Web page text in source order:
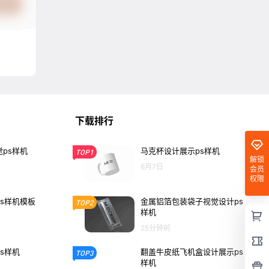
解锁
会员
权限
ps样机
样机模板
样机
下载排行
TOP1 马克杯设计展示ps样机
6月7日
TOP2
金属铝箔包装袋子视觉设计ps
样机
25分钟前
TOP3
翻盖牛皮纸飞机盒设计展示ps
样机